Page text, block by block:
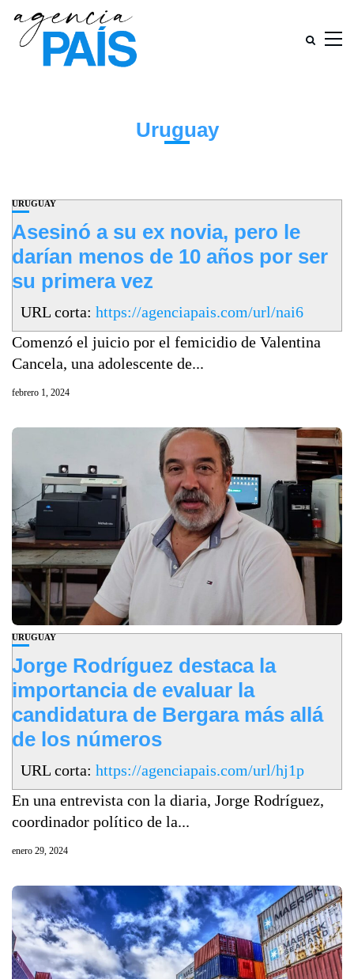
Uruguay
URUGUAY
Asesinó a su ex novia, pero le
darían menos de 10 años por ser
su primera vez
URL corta: https://agenciapais.com/url/nai6
Comenzó el juicio por el femicidio de Valentina
Cancela, una adolescente de...
febrero 1, 2024
URUGUAY
Jorge Rodríguez destaca la
importancia de evaluar la
candidatura de Bergara más allá
de los números
URL corta: https://agenciapais.com/url/hj1p
En una entrevista con la diaria, Jorge Rodríguez,
coordinador político de la...
enero 29, 2024